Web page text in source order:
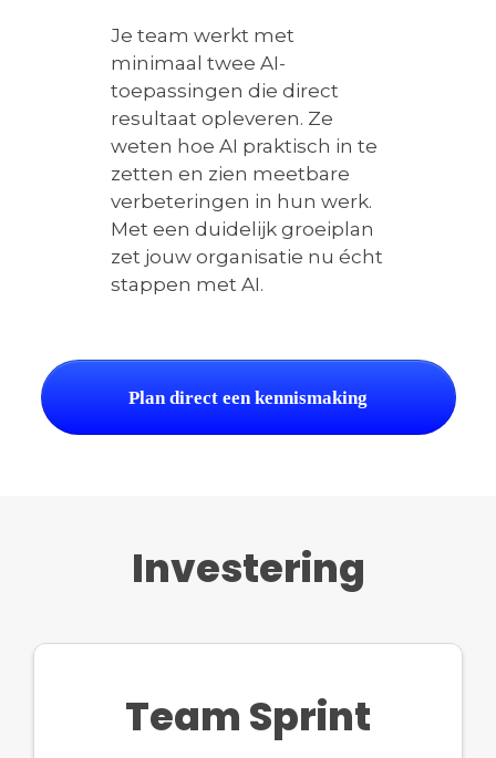
Je team werkt met
minimaal twee AI-
toepassingen die direct
resultaat opleveren. Ze
weten hoe AI praktisch in te
zetten en zien meetbare
verbeteringen in hun werk.
Met een duidelijk groeiplan
zet jouw organisatie nu écht
stappen met AI.
Plan direct een kennismaking
Investering
Team Sprint